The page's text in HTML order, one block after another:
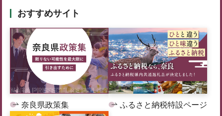
おすすめサイト
奈良県政策集 ふるさと納税特設ページ